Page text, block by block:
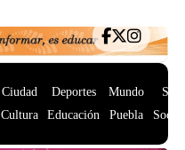
Ciudad
Cultura
Deportes
Educación
Mundo
Puebla